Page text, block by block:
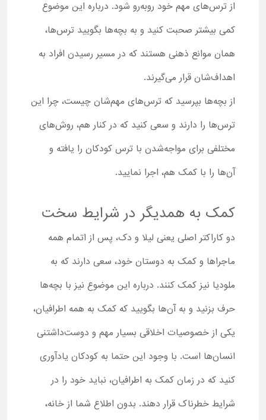
از ترس‌های مهم خود روبه‌رو شود. درباره این موضوع
کمی بیشتر صحبت کنید و به بچه‌ها بگویید ترس‌ها،
همان موانع ذهنی هستند که در مسیر رسیدن افراد به
اهداف‌شان قرار می‌گیرند.
از بچه‌ها بپرسید که ترس‌های مهم‌شان چیست، چرا این
ترس‌ها را دارند و سعی کنید که در کنار هم، روش‌های
مختلفی برای مواجه‌شدن با ترس کودکان را یافته و
آن‌ها را با کمک هم، اجرا نمایید.
کمک به همدیگر در شرایط سخت
دو کاراکتر اصلی یعنی لیلا و دک، پس از اتمام همه
ماجراها و کمک به دوستان خود، سعی دارند که به
ملودیا نیز کمک کنند. درباره این موضوع نیز با بچه‌ها
حرف بزنید و به آن‌ها بگویید که کمک به همه اطرافیان،
یکی از خصوصیات اخلاقی بسیار مهم و دوست‌داشتنی
انسان‌ها است. با وجود این حتما به کودکان یادآوری
کنید که در زمان کمک به اطرافیان، نباید خود را در
شرایط خطرناک قرار دهند. بدون اطلاع شما از خانه،